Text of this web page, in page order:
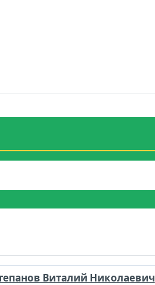
Виталий Николаевич